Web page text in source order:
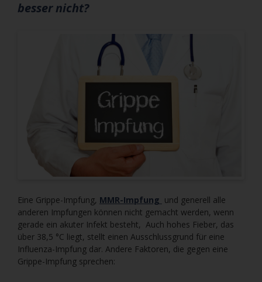
besser nicht?
Eine Grippe-Impfung, MMR-Impfung und generell alle
anderen Impfungen können nicht gemacht werden, wenn
gerade ein akuter Infekt besteht, Auch hohes Fieber, das
über 38,5 °C liegt, stellt einen Ausschlussgrund für eine
Influenza-Impfung dar. Andere Faktoren, die gegen eine
Grippe-Impfung sprechen: